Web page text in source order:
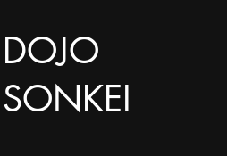
DOJO
SONKEI